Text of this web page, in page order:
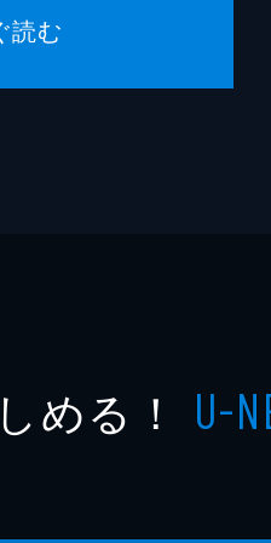
読む
める！ U-